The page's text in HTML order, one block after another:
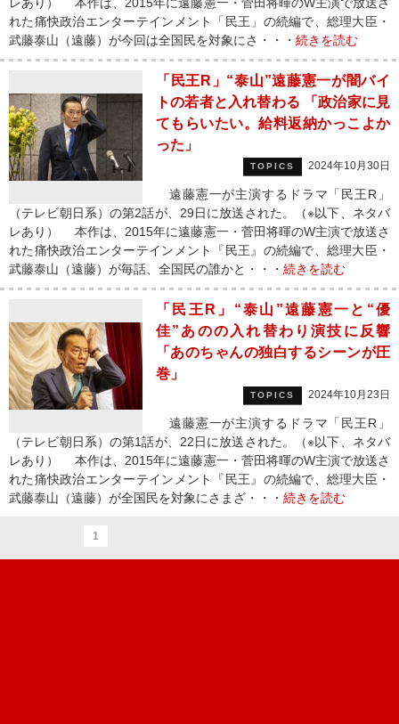
れた痛快政治エンターテインメント「民王」の続編で、総理大臣・
武藤泰山（遠藤）が今回は全国民を対象にさ・・・ 続きを読む
「民王R」“泰山”遠藤憲一が闇バイ
トの若者と入れ替わる 「政治家に見
てもらいたい。給料返納かっこよか
った」
TOPICS 2024年10月30日
遠藤憲一が主演するドラマ「民王R」
（テレビ朝日系）の第2話が、29日に放送された。（※以下、ネタバ
レあり） 本作は、2015年に遠藤憲一・菅田将暉のW主演で放送さ
れた痛快政治エンターテインメント『民王』の続編で、総理大臣・
武藤泰山（遠藤）が毎話、全国民の誰かと・・・ 続きを読む
「民王R」“泰山”遠藤憲一と“優
佳”あのの入れ替わり演技に反響
「あのちゃんの独白するシーンが圧
巻」
TOPICS 2024年10月23日
遠藤憲一が主演するドラマ「民王R」
（テレビ朝日系）の第1話が、22日に放送された。（※以下、ネタバ
レあり） 本作は、2015年に遠藤憲一・菅田将暉のW主演で放送さ
れた痛快政治エンターテインメント『民王』の続編で、総理大臣・
武藤泰山（遠藤）が全国民を対象にさまざ・・・ 続きを読む
1